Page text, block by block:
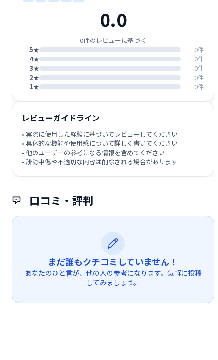
口コミ・評判
まだ誰もクチコミしていません！
あなたのひと言が、他の人の参考になります。気軽に投稿
してみましょう。
0.0
0件のレビューに基づく
5★
0件
4★
0件
3★
0件
2★
0件
1★
0件
レビューガイドライン
• 実際に使用した経験に基づいてレビューしてください
• 具体的な機能や使用感について詳しく書いてください
• 他のユーザーの参考になる情報を含めてください
• 誹謗中傷や不適切な内容は削除される場合があります